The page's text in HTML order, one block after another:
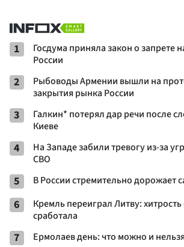
1
Госдума приняла закон о запрете
России
2
Рыбоводы Армении вышли на
закрытия рынка России
3
Галкин* потерял дар речи после
Киеве
4
На Западе забили тревогу из-за
СВО
5 В России стремительно дорожает
6
Кремль переиграл Литву:
сработала
7 Ермолаев день: что можно и